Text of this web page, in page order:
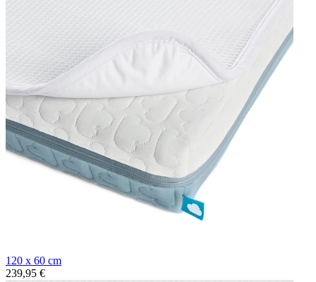
120 x 60 cm
239,95 €